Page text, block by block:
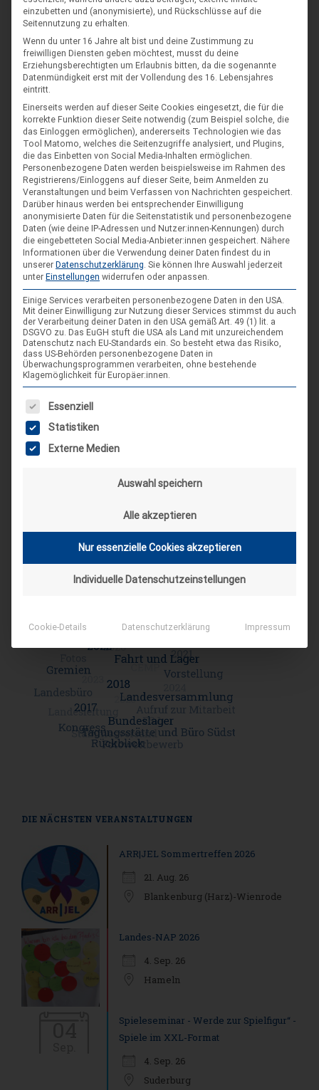
werden unter Lebensgefahr an Gardinenstangen befestigt,
Backbleche werden in den Dauereinsatz geschickt und
Geschenke werden in überfüllten Innenstädten besorgt. Aber
nicht nur für die trivialen Dinge des Lebens räumen wir uns
Zeit ein, wir erlauben es uns auch, innezuhalten und
nachzudenken. An den Adventssonntagen entzünden wir
Kerzen und gestalten im Kreise unserer…
Kongress 2017
Lübeck 25. September 2017
Der Kongress steht vor der Tür und wir sind schon eifrig
dabei, alles vorzubereiten. Hier könnt ihr euch anmelden und
auch die Ausschreibung herunterladen. Wir freuen uns schon
auf euch, viele Grüße von eurem Kongressteam!
SCHLAGWORT-SUCHE
DIE NÄCHSTEN VERANSTALTUNGEN
ARR|JEL Sommertreffen 2026
21. Aug. 26
Blankenburg (Harz)-Wienrode
Landes-NAP 2026
4. Sep. 26
Hameln
Spieleseminar - Werde zur Spielfigur“ -
Spiele im XXL-Format
4. Sep. 26
Suderburg
einzubetten und (anonymisierte), und Rückschlüsse auf die
Seitennutzung zu erhalten.
Wenn du unter 16 Jahre alt bist und deine Zustimmung zu
freiwilligen Diensten geben möchtest, musst du deine
Erziehungsberechtigten um Erlaubnis bitten, da die sogenannte
Datenmündigkeit erst mit der Vollendung des 16. Lebensjahres
eintritt.
Einerseits werden auf dieser Seite Cookies eingesetzt, die für die
korrekte Funktion dieser Seite notwendig (zum Beispiel solche, die
das Einloggen ermöglichen), andererseits Technologien wie das
Tool Matomo, welches die Seitenzugriffe analysiert, und Plugins,
die das Einbetten von Social Media-Inhalten ermöglichen.
Personenbezogene Daten werden beispielsweise im Rahmen des
Registrierens/Einloggens auf dieser Seite, beim Anmelden zu
Veranstaltungen und beim Verfassen von Nachrichten gespeichert.
Darüber hinaus werden bei entsprechender Einwilligung
anonymisierte Daten für die Seitenstatistik und personenbezogene
Daten (wie deine IP-Adressen und Nutzer:innen-Kennungen) durch
die eingebetteten Social Media-Anbieter:innen gespeichert. Nähere
Informationen über die Verwendung deiner Daten findest du in
unserer Datenschutzerklärung Sie können Ihre Auswahl jederzeit
unter Einstellungen widerrufen oder anpassen.
Einige Services verarbeiten personenbezogene Daten in den USA.
Mit deiner Einwilligung zur Nutzung dieser Services stimmst du auch
der Verarbeitung deiner Daten in den USA gemäß Art. 49 (1) lit. a
DSGVO zu. Das EuGH stuft die USA als Land mit unzureichendem
Datenschutz nach EU-Standards ein. So besteht etwa das Risiko,
dass US-Behörden personenbezogene Daten in
Überwachungsprogrammen verarbeiten, ohne bestehende
Klagemöglichkeit für Europäer:innen.
Es folgt eine Liste der Service-Gruppen, für die eine
Essenziell
Statistiken
Externe Medien
Auswahl speichern
Alle akzeptieren
Nur essenzielle Cookies akzeptieren
Individuelle Datenschutzeinstellungen
Cookie-Details Datenschutzerklärung Impressum